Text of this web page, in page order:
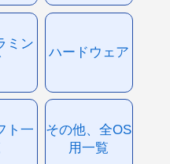
ミン
ハードウェア
ト一
その他、全OS
用一覧